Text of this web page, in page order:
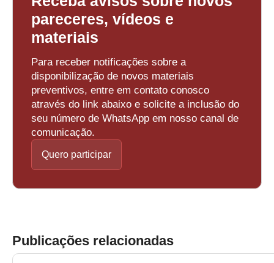
pareceres, vídeos e
materiais
Para receber notificações sobre a
disponibilização de novos materiais
preventivos, entre em contato conosco
através do link abaixo e solicite a inclusão do
seu número de WhatsApp em nosso canal de
comunicação.
Quero participar
Publicações relacionadas